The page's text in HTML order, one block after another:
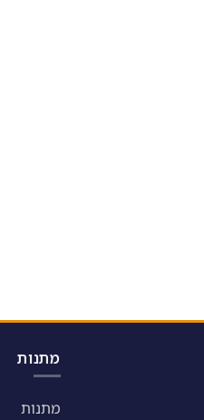
מתנות
מתנות